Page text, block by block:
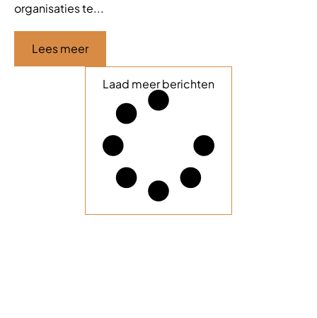
organisaties te...
Lees meer
Laad meer berichten